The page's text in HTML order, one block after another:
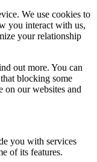
We use cookies to
you interact with us,
your relationship
out more. You can
blocking some
on our websites and
you with services
of its features.